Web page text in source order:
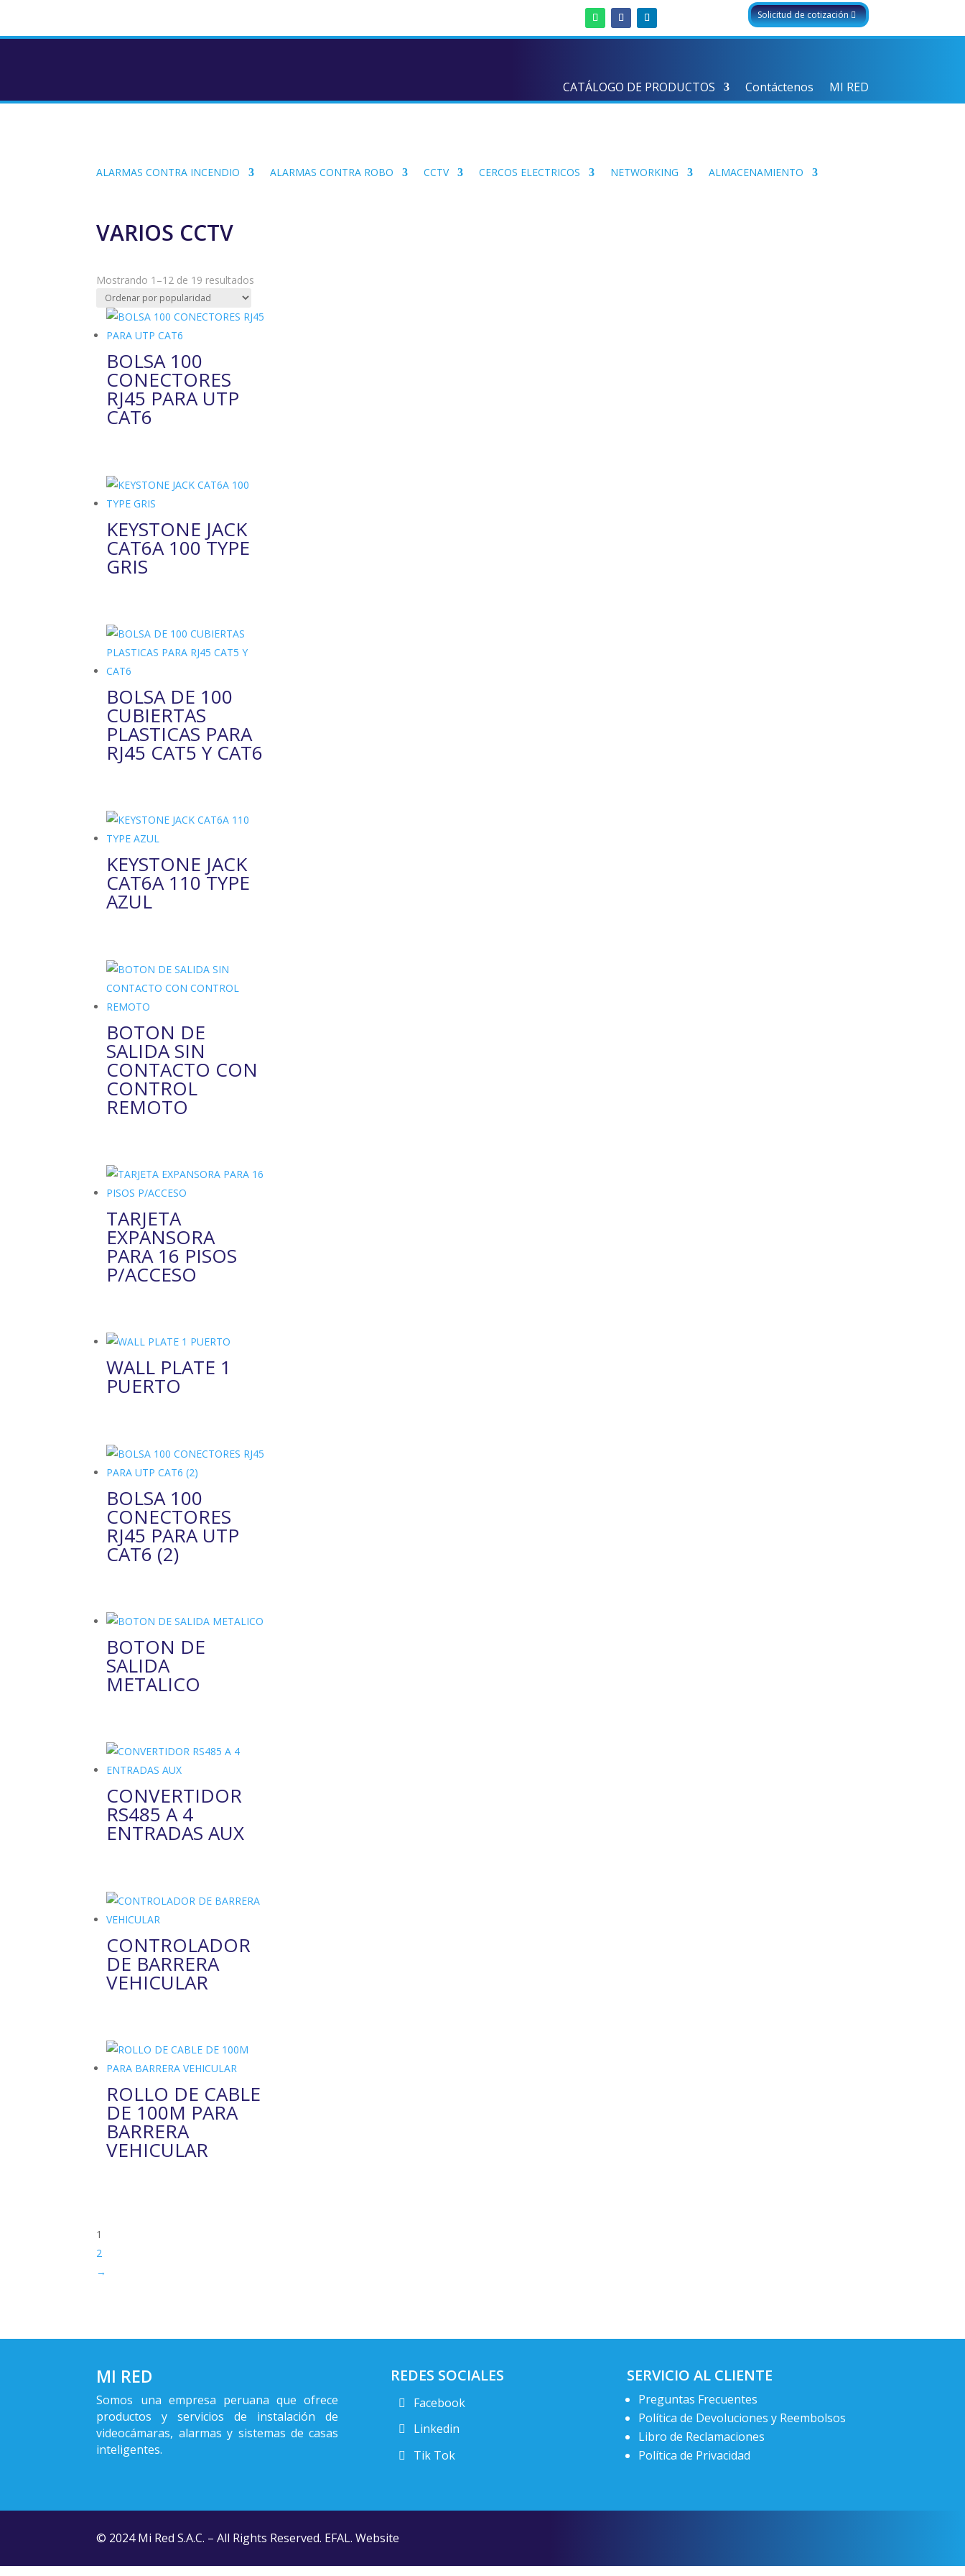
Solicitud de cotización
CATÁLOGO DE PRODUCTOS Contáctenos MI RED
ALARMAS CONTRA INCENDIO ALARMAS CONTRA ROBO CCTV CERCOS ELECTRICOS NETWORKING ALMACENAMIENTO
VARIOS CCTV
Mostrando 1–12 de 19 resultados
popularidad
BOLSA 100
CONECTORES
RJ45 PARA UTP
CAT6
KEYSTONE JACK
CAT6A 100 TYPE
GRIS
BOLSA DE 100
CUBIERTAS
PLASTICAS PARA
RJ45 CAT5 Y CAT6
KEYSTONE JACK
CAT6A 110 TYPE
AZUL
BOTON DE
SALIDA SIN
CONTACTO CON
CONTROL
REMOTO
TARJETA
EXPANSORA
PARA 16 PISOS
P/ACCESO
WALL PLATE 1
PUERTO
BOLSA 100
CONECTORES
RJ45 PARA UTP
CAT6 (2)
BOTON DE
SALIDA
METALICO
CONVERTIDOR
RS485 A 4
ENTRADAS AUX
CONTROLADOR
DE BARRERA
VEHICULAR
ROLLO DE CABLE
DE 100M PARA
BARRERA
VEHICULAR
1
2
→
MI RED
Somos una empresa peruana que ofrece
productos y servicios de instalación de
videocámaras, alarmas y sistemas de casas
inteligentes.
REDES SOCIALES
Facebook
Linkedin
Tik Tok
SERVICIO AL CLIENTE
Preguntas Frecuentes
Política de Devoluciones y Reembolsos
Libro de Reclamaciones
Política de Privacidad
© 2024 Mi Red S.A.C. – All Rights Reserved. EFAL. Website